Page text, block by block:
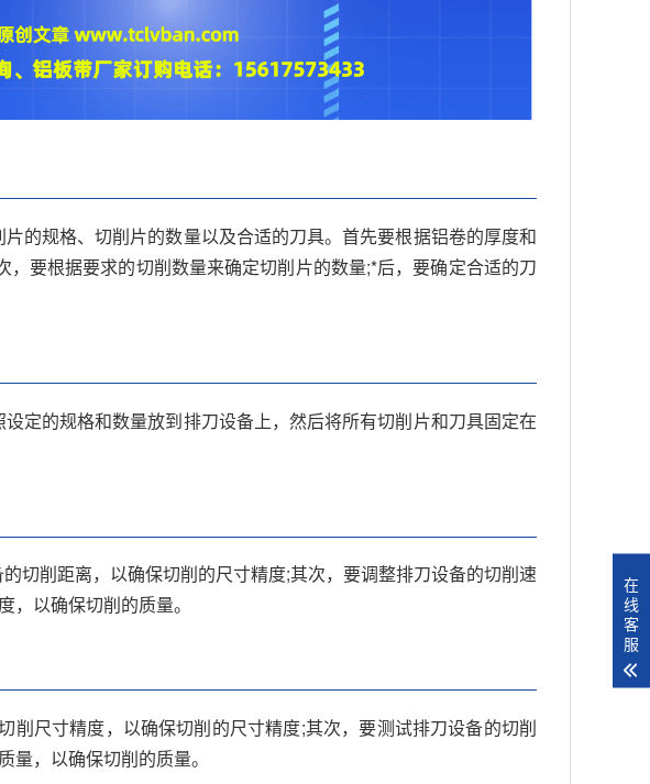
的规格、切削片的数量以及合适的刀具。首先要根据铝卷的厚度和
要根据要求的切削数量来确定切削片的数量;*后，要确定合适的刀
定的规格和数量放到排刀设备上，然后将所有切削片和刀具固定在
切削距离，以确保切削的尺寸精度;其次，要调整排刀设备的切削速
以确保切削的质量。
削尺寸精度，以确保切削的尺寸精度;其次，要测试排刀设备的切削
，以确保切削的质量。
在
线
客
服